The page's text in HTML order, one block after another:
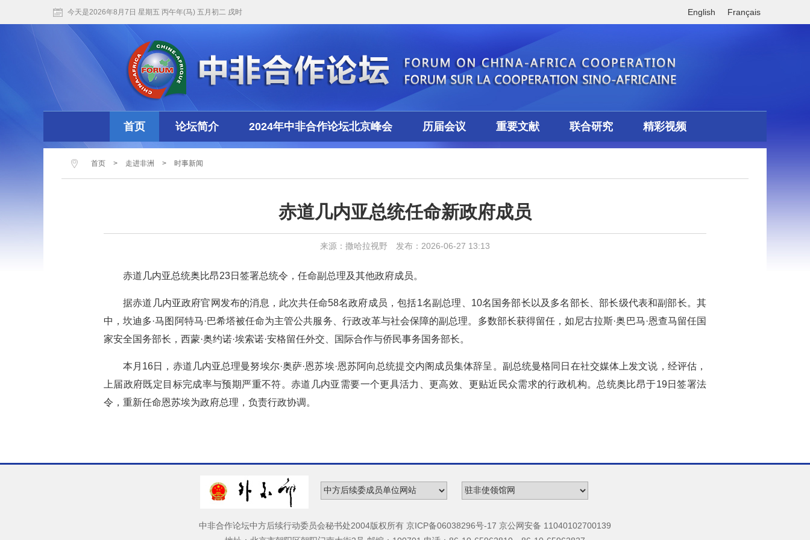
今天是2026年8月7日 星期五 丙午年(马) 五月初二 戌时 English Français
首页 论坛简介 2024年中非合作论坛北京峰会 历届会议 重要文献 联合研究 精彩视频
首页 > 走进非洲 > 时事新闻
赤道几内亚总统任命新政府成员
来源：撒哈拉视野 发布：2026-06-27 13:13
赤道几内亚总统奥比昂23日签署总统令，任命副总理及其他政府成员。
据赤道几内亚政府官网发布的消息，此次共任命58名政府成员，包括1名副总理、10名国务部长以及多名部长、部长级代表和副部长。其
中，坎迪多·马图阿特马·巴希塔被任命为主管公共服务、行政改革与社会保障的副总理。多数部长获得留任，如尼古拉斯·奥巴马·恩查马留任国
家安全国务部长，西蒙·奥约诺·埃索诺·安格留任外交、国际合作与侨民事务国务部长。
本月16日，赤道几内亚总理曼努埃尔·奥萨·恩苏埃·恩苏阿向总统提交内阁成员集体辞呈。副总统曼格同日在社交媒体上发文说，经评估，
上届政府既定目标完成率与预期严重不符。赤道几内亚需要一个更具活力、更高效、更贴近民众需求的行政机构。总统奥比昂于19日签署法
令，重新任命恩苏埃为政府总理，负责行政协调。
中非合作论坛中方后续行动委员会秘书处2004版权所有 京ICP备06038296号-17 京公网安备 11040102700139